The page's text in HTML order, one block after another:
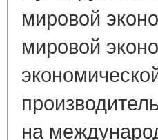
мировой
мировой
на